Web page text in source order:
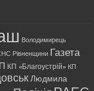
Володимирець
Рівненщини Газета
КП «Благоустрій» КП
Людмила